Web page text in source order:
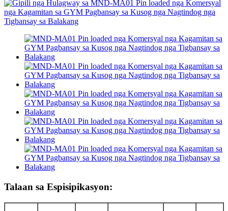
Talaan sa Espisipikasyon: